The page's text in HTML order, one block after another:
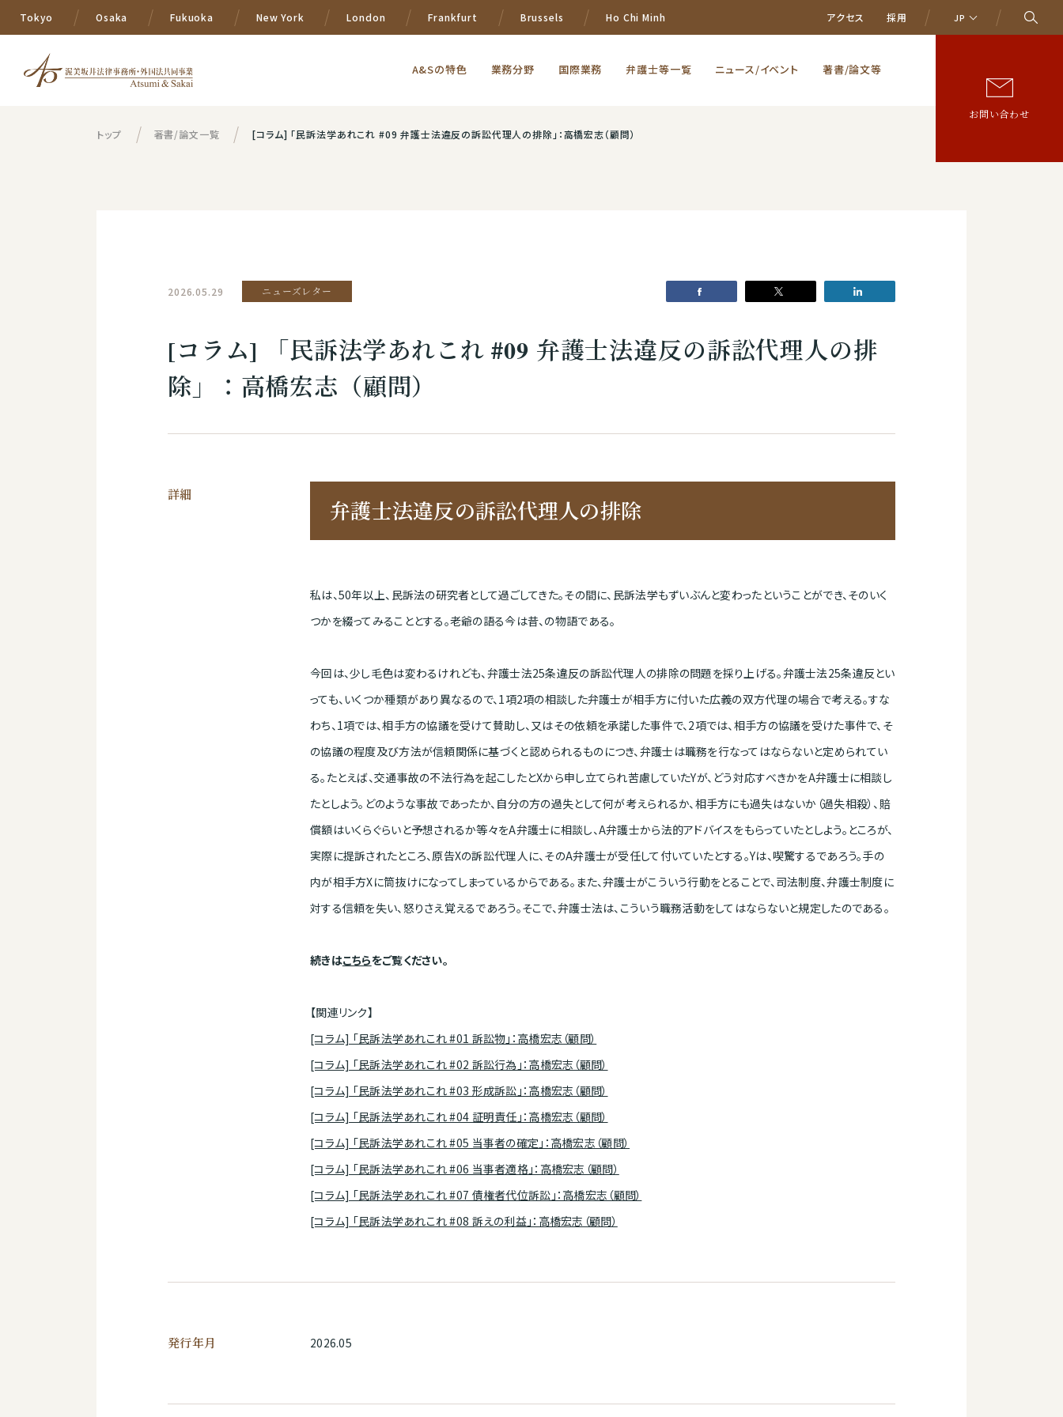
Tokyo Osaka Fukuoka New York London Frankfurt Brussels Ho Chi Minh アクセス 採用 JP
A&Sの特色 業務分野 国際業務 弁護士等一覧 ニュース/イベント 著書/論文等
お問い合わせ
トップ 著書/論文一覧 [コラム] 「民訴法学あれこれ #09 弁護士法違反の訴訟代理人の排除」：高橋宏志（顧問）
2026.05.29 ニューズレター
[コラム] 「民訴法学あれこれ #09 弁護士法違反の訴訟代理人の排
除」：高橋宏志（顧問）
詳細
弁護士法違反の訴訟代理人の排除
私は、50年以上、民訴法の研究者として過ごしてきた。その間に、民訴法学もずいぶんと変わったということができ、そのいく
つかを綴ってみることとする。老爺の語る今は昔、の物語である。
今回は、少し毛色は変わるけれども、弁護士法25条違反の訴訟代理人の排除の問題を採り上げる。弁護士法25条違反とい
っても、いくつか種類があり異なるので、1項2項の相談した弁護士が相手方に付いた広義の双方代理の場合で考える。すな
わち、1項では、相手方の協議を受けて賛助し、又はその依頼を承諾した事件で、2項では、相手方の協議を受けた事件で、そ
の協議の程度及び方法が信頼関係に基づくと認められるものにつき、弁護士は職務を行なってはならないと定められてい
る。たとえば、交通事故の不法行為を起こしたとXから申し立てられ苦慮していたYが、どう対応すべきかをA弁護士に相談し
たとしよう。どのような事故であったか、自分の方の過失として何が考えられるか、相手方にも過失はないか（過失相殺）、賠
償額はいくらぐらいと予想されるか等々をA弁護士に相談し、A弁護士から法的アドバイスをもらっていたとしよう。ところが、
実際に提訴されたところ、原告Xの訴訟代理人に、そのA弁護士が受任して付いていたとする。Yは、喫驚するであろう。手の
内が相手方Xに筒抜けになってしまっているからである。また、弁護士がこういう行動をとることで、司法制度、弁護士制度に
対する信頼を失い、怒りさえ覚えるであろう。そこで、弁護士法は、こういう職務活動をしてはならないと規定したのである。
続きはこちらをご覧ください。
【関連リンク】
[コラム] 「民訴法学あれこれ #01 訴訟物」：高橋宏志（顧問）
[コラム] 「民訴法学あれこれ #02 訴訟行為」：高橋宏志（顧問）
[コラム] 「民訴法学あれこれ #03 形成訴訟」：高橋宏志（顧問）
[コラム] 「民訴法学あれこれ #04 証明責任」：高橋宏志（顧問）
[コラム] 「民訴法学あれこれ #05 当事者の確定」：高橋宏志（顧問）
[コラム] 「民訴法学あれこれ #06 当事者適格」：高橋宏志（顧問）
[コラム] 「民訴法学あれこれ #07 債権者代位訴訟」：高橋宏志（顧問）
[コラム] 「民訴法学あれこれ #08 訴えの利益」：高橋宏志（顧問）
発行年月 2026.05